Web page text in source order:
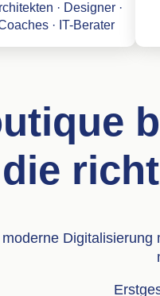
· Designer ·
· IT-Berater
die